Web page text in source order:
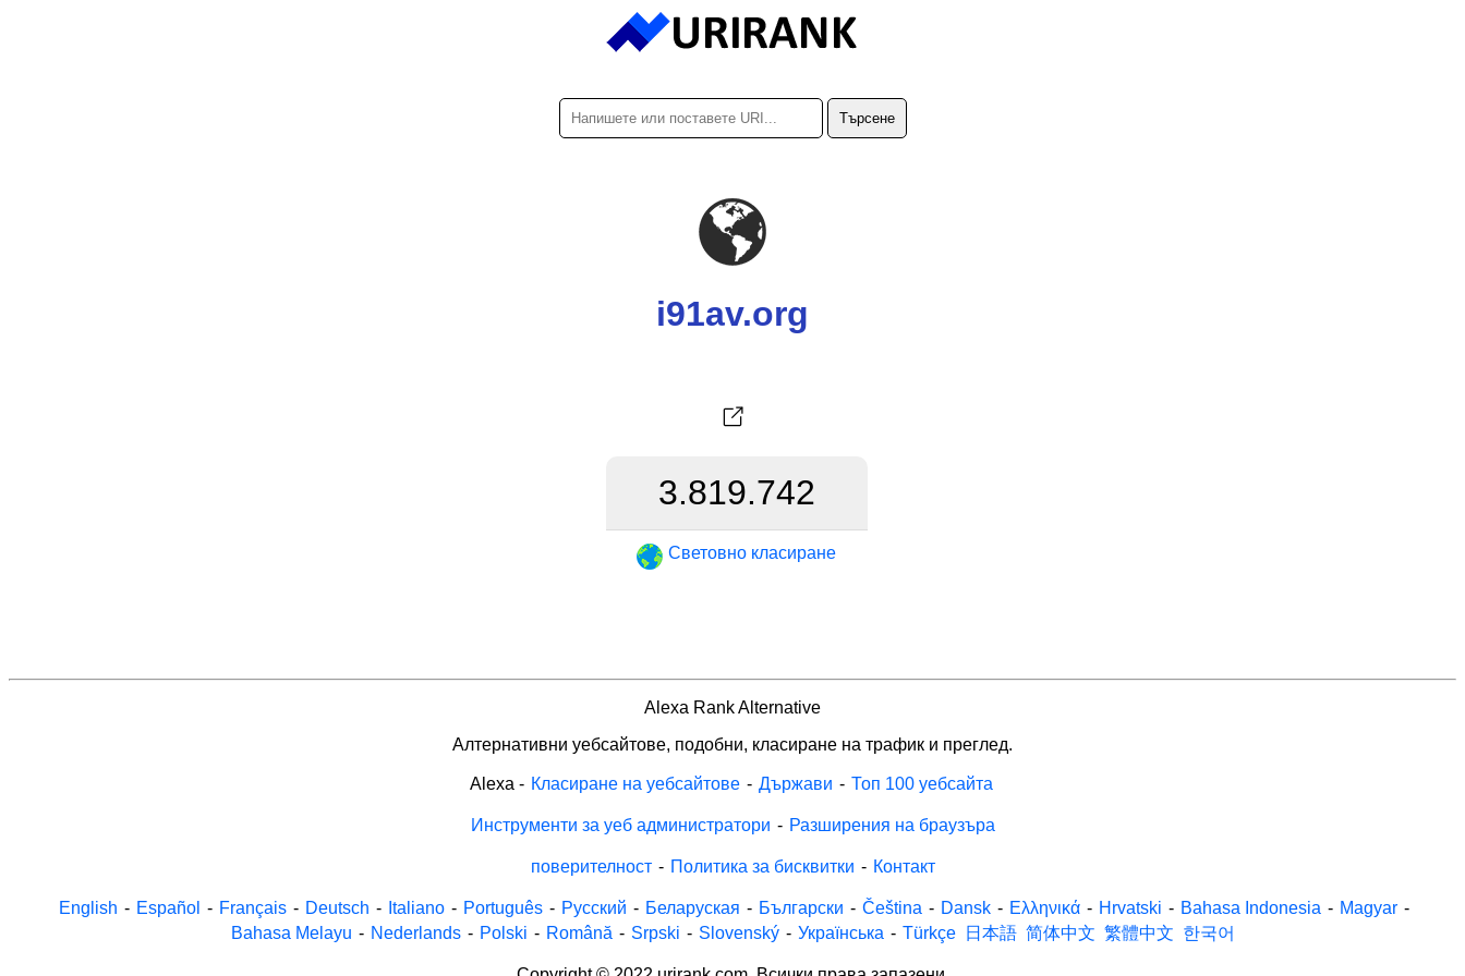
i91av.org
3.819.742
Световно класиране
Alexa Rank Alternative
Алтернативни уебсайтове, подобни, класиране на трафик и преглед.
Alexa - Класиране на уебсайтове - Държави - Топ 100 уебсайта
Инструменти за уеб администратори - Разширения на браузъра
поверителност - Политика за бисквитки - Контакт
English - Español - Français - Deutsch - Italiano - Português - Русский - Беларуская - Български - Čeština - Dansk - Ελληνικά - Hrvatski - Bahasa Indonesia - Magyar -
Bahasa Melayu - Nederlands - Polski - Română - Srpski - Slovenský - Українська - Türkçe 日本語 简体中文 繁體中文 한국어